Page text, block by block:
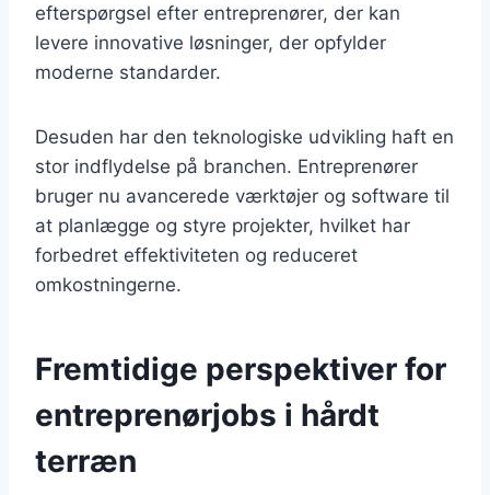
efterspørgsel efter entreprenører, der kan
levere innovative løsninger, der opfylder
moderne standarder.
Desuden har den teknologiske udvikling haft en
stor indflydelse på branchen. Entreprenører
bruger nu avancerede værktøjer og software til
at planlægge og styre projekter, hvilket har
forbedret effektiviteten og reduceret
omkostningerne.
Fremtidige perspektiver for
entreprenørjobs i hårdt
terræn